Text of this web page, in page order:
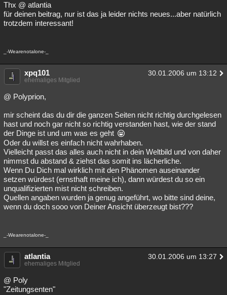
Thx @ atlantia
für deinen beitrag, nur ist das ja leider nichts neues...aber natürlich
trotzdem interessant!
_-Wearenotalone-_
xpq101 30.01.2006 um 13:12
ehemaliges Mitglied
@ Polyprion,
mir scheint das du dir die ganzen Seiten nicht richtig durchgelesen
hast und noch gar nicht so richtig verstanden hast, wie der stand
der Dinge ist und um was es geht
Oder du willst es einfach nicht wahrhaben.
Vielleicht passt das alles auch nicht in dein Weltbild und von daher
nimmst du abstand & ziehst das somit ins lächerliche.
Wenn Du Dich mal wirklich mit den Phänomen auseinander
setzen würdest (ernsthaft meine ich), dann würdest du so ein
unqualifizierten mist nicht schreiben.
Quellen angaben wurden ja genug angeführt, wo bitte sind deine,
wenn du doch sooo von Deiner Ansicht überzeugt bist???
_-Wearenotalone-_
atlantia 30.01.2006 um 13:27
ehemaliges Mitglied
@ Poly
"Zeitungsenten"